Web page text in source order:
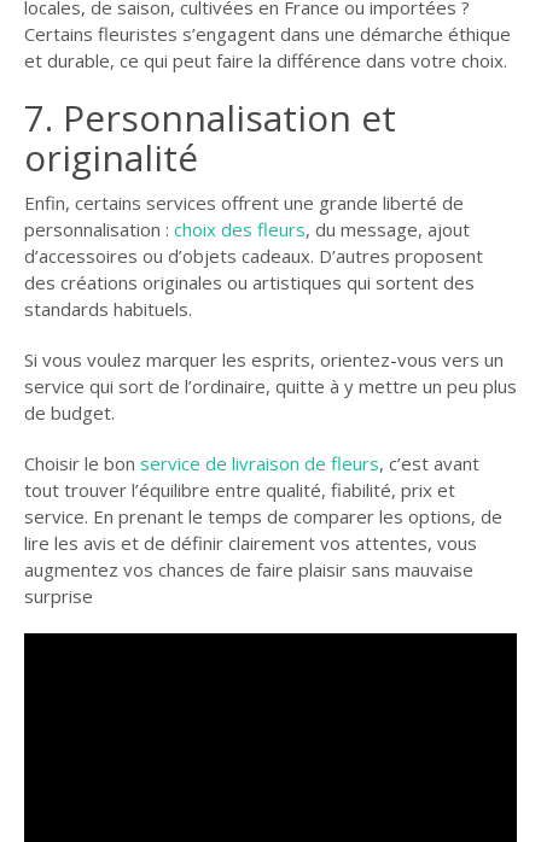
locales, de saison, cultivées en France ou importées ?
Certains fleuristes s’engagent dans une démarche éthique
et durable, ce qui peut faire la différence dans votre choix.
7. Personnalisation et
originalité
Enfin, certains services offrent une grande liberté de
personnalisation : choix des fleurs, du message, ajout
d’accessoires ou d’objets cadeaux. D’autres proposent
des créations originales ou artistiques qui sortent des
standards habituels.
Si vous voulez marquer les esprits, orientez-vous vers un
service qui sort de l’ordinaire, quitte à y mettre un peu plus
de budget.
Choisir le bon service de livraison de fleurs, c’est avant
tout trouver l’équilibre entre qualité, fiabilité, prix et
service. En prenant le temps de comparer les options, de
lire les avis et de définir clairement vos attentes, vous
augmentez vos chances de faire plaisir sans mauvaise
surprise